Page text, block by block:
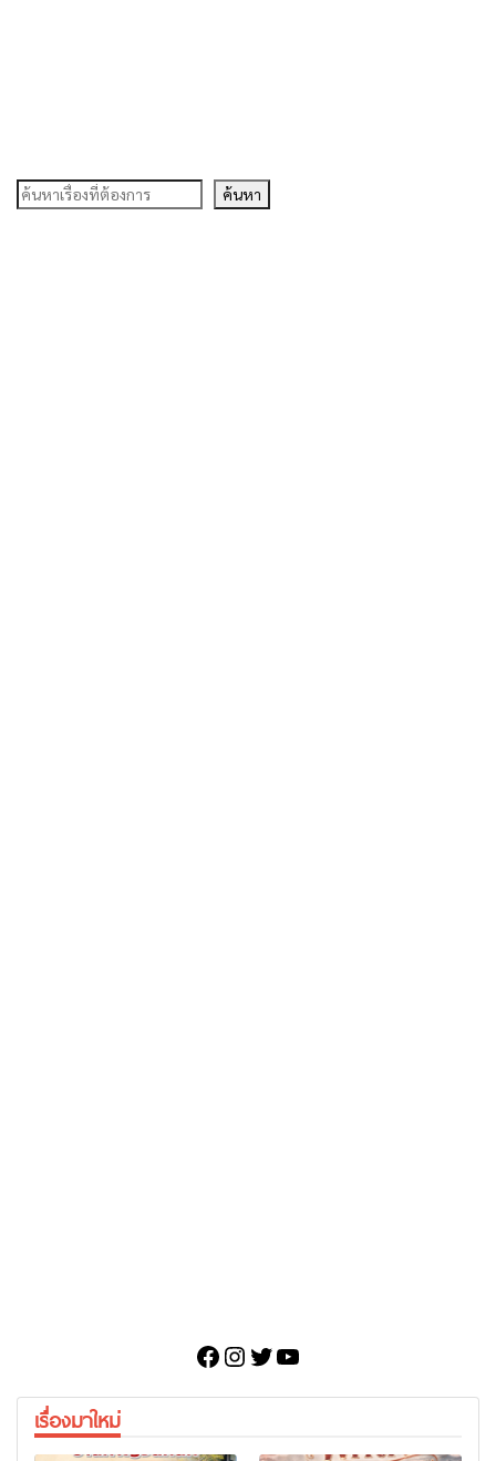
ค้นหา ค้นหา
Facebook
Instagram
Twitter
YouTube
เรื่องมาใหม่